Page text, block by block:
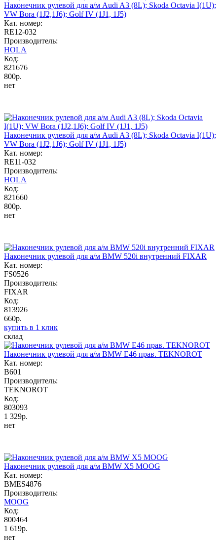
Наконечник рулевой для а/м Audi A3 (8L); Skoda Octavia I(1U);
VW Bora (1J2,1J6); Golf IV (1J1, 1J5)
Кат. номер:
RE12-032
Производитель:
HOLA
Код:
821676
800р.
нет
Наконечник рулевой для а/м Audi A3 (8L); Skoda Octavia I(1U);
VW Bora (1J2,1J6); Golf IV (1J1, 1J5)
Кат. номер:
RE11-032
Производитель:
HOLA
Код:
821660
800р.
нет
Наконечник рулевой для а/м BMW 520i внутренний FIXAR
Кат. номер:
FS0526
Производитель:
FIXAR
Код:
813926
660р.
купить в 1 клик
склад
Наконечник рулевой для а/м BMW E46 прав. TEKNOROT
Кат. номер:
B601
Производитель:
TEKNOROT
Код:
803093
1 329р.
нет
Наконечник рулевой для а/м BMW X5 MOOG
Кат. номер:
BMES4876
Производитель:
MOOG
Код:
800464
1 619р.
нет